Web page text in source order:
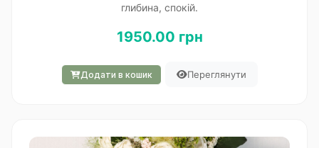
глибина, спокій.
1950.00 грн
Додати в кошик Переглянути